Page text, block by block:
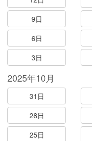
9日
6日
3日
2025年10月
31日
28日
25日